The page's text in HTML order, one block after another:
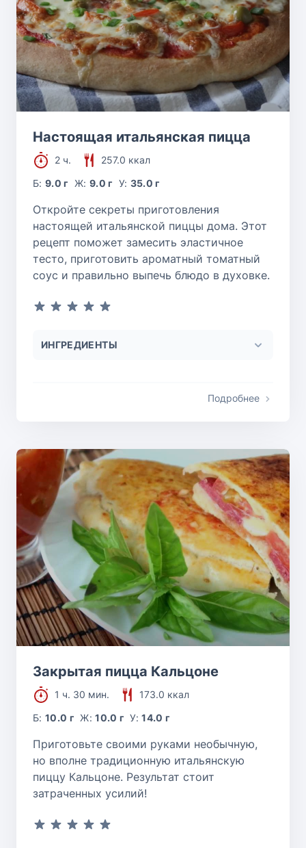
Настоящая итальянская пицца
2 ч.
257.0 ккал
Б:9.0 г Ж: 9.0 г У: 35.0 г
Откройте секреты приготовления
настоящей итальянской пиццы дома. Этот
рецепт поможет замесить эластичное
тесто, приготовить ароматный томатный
соус и правильно выпечь блюдо в духовке.
ИНГРЕДИЕНТЫ
Подробнее
Закрытая пицца Кальцоне
1 ч. 30 мин.
173.0 ккал
Б:10.0 г Ж:10.0 г У:14.0 г
Приготовьте своими руками необычную,
но вполне традиционную итальянскую
пиццу Кальцоне. Результат стоит
затраченных усилий!